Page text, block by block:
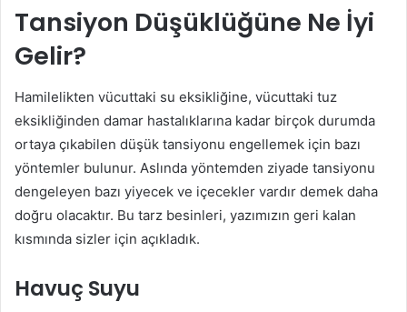
Tansiyon Düşüklüğüne Ne İyi
Gelir?
Hamilelikten vücuttaki su eksikliğine, vücuttaki tuz
eksikliğinden damar hastalıklarına kadar birçok durumda
ortaya çıkabilen düşük tansiyonu engellemek için bazı
yöntemler bulunur. Aslında yöntemden ziyade tansiyonu
dengeleyen bazı yiyecek ve içecekler vardır demek daha
doğru olacaktır. Bu tarz besinleri, yazımızın geri kalan
kısmında sizler için açıkladık.
Havuç Suyu